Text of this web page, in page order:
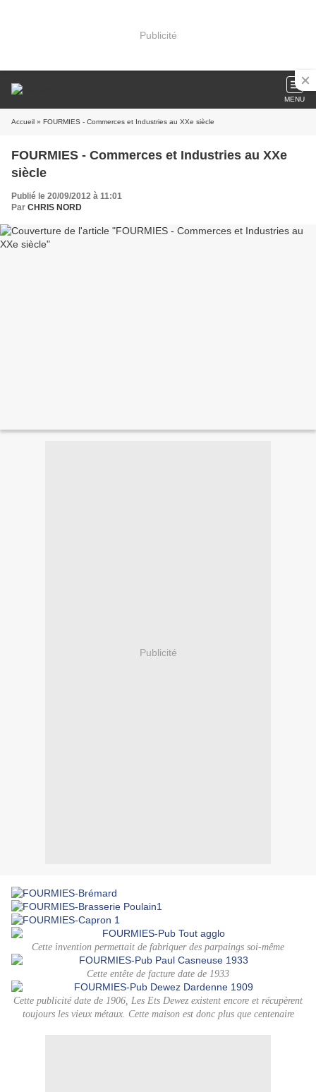
Publicité
MENU
Accueil » FOURMIES - Commerces et Industries au XXe siècle
FOURMIES - Commerces et Industries au XXe
siècle
Publié le 20/09/2012 à 11:01
Par CHRIS NORD
Publicité
Cette invention permettait de fabriquer des parpaings soi-même
Cette entête de facture date de 1933
Cette publicité date de 1906, Les Ets Dewez existent encore et récupèrent
toujours les vieux métaux. Cette maison est donc plus que centenaire